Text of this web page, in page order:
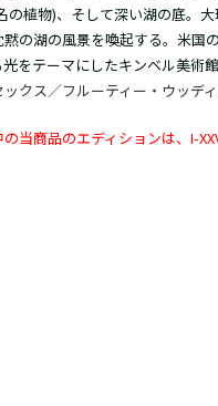
の植物)、そして深い湖の底。
の湖の風景を喚起する。米国
をテーマにしたキンベル美術
ックス／フルーティー・ウッデ
当商品のエディションは、I-XXV